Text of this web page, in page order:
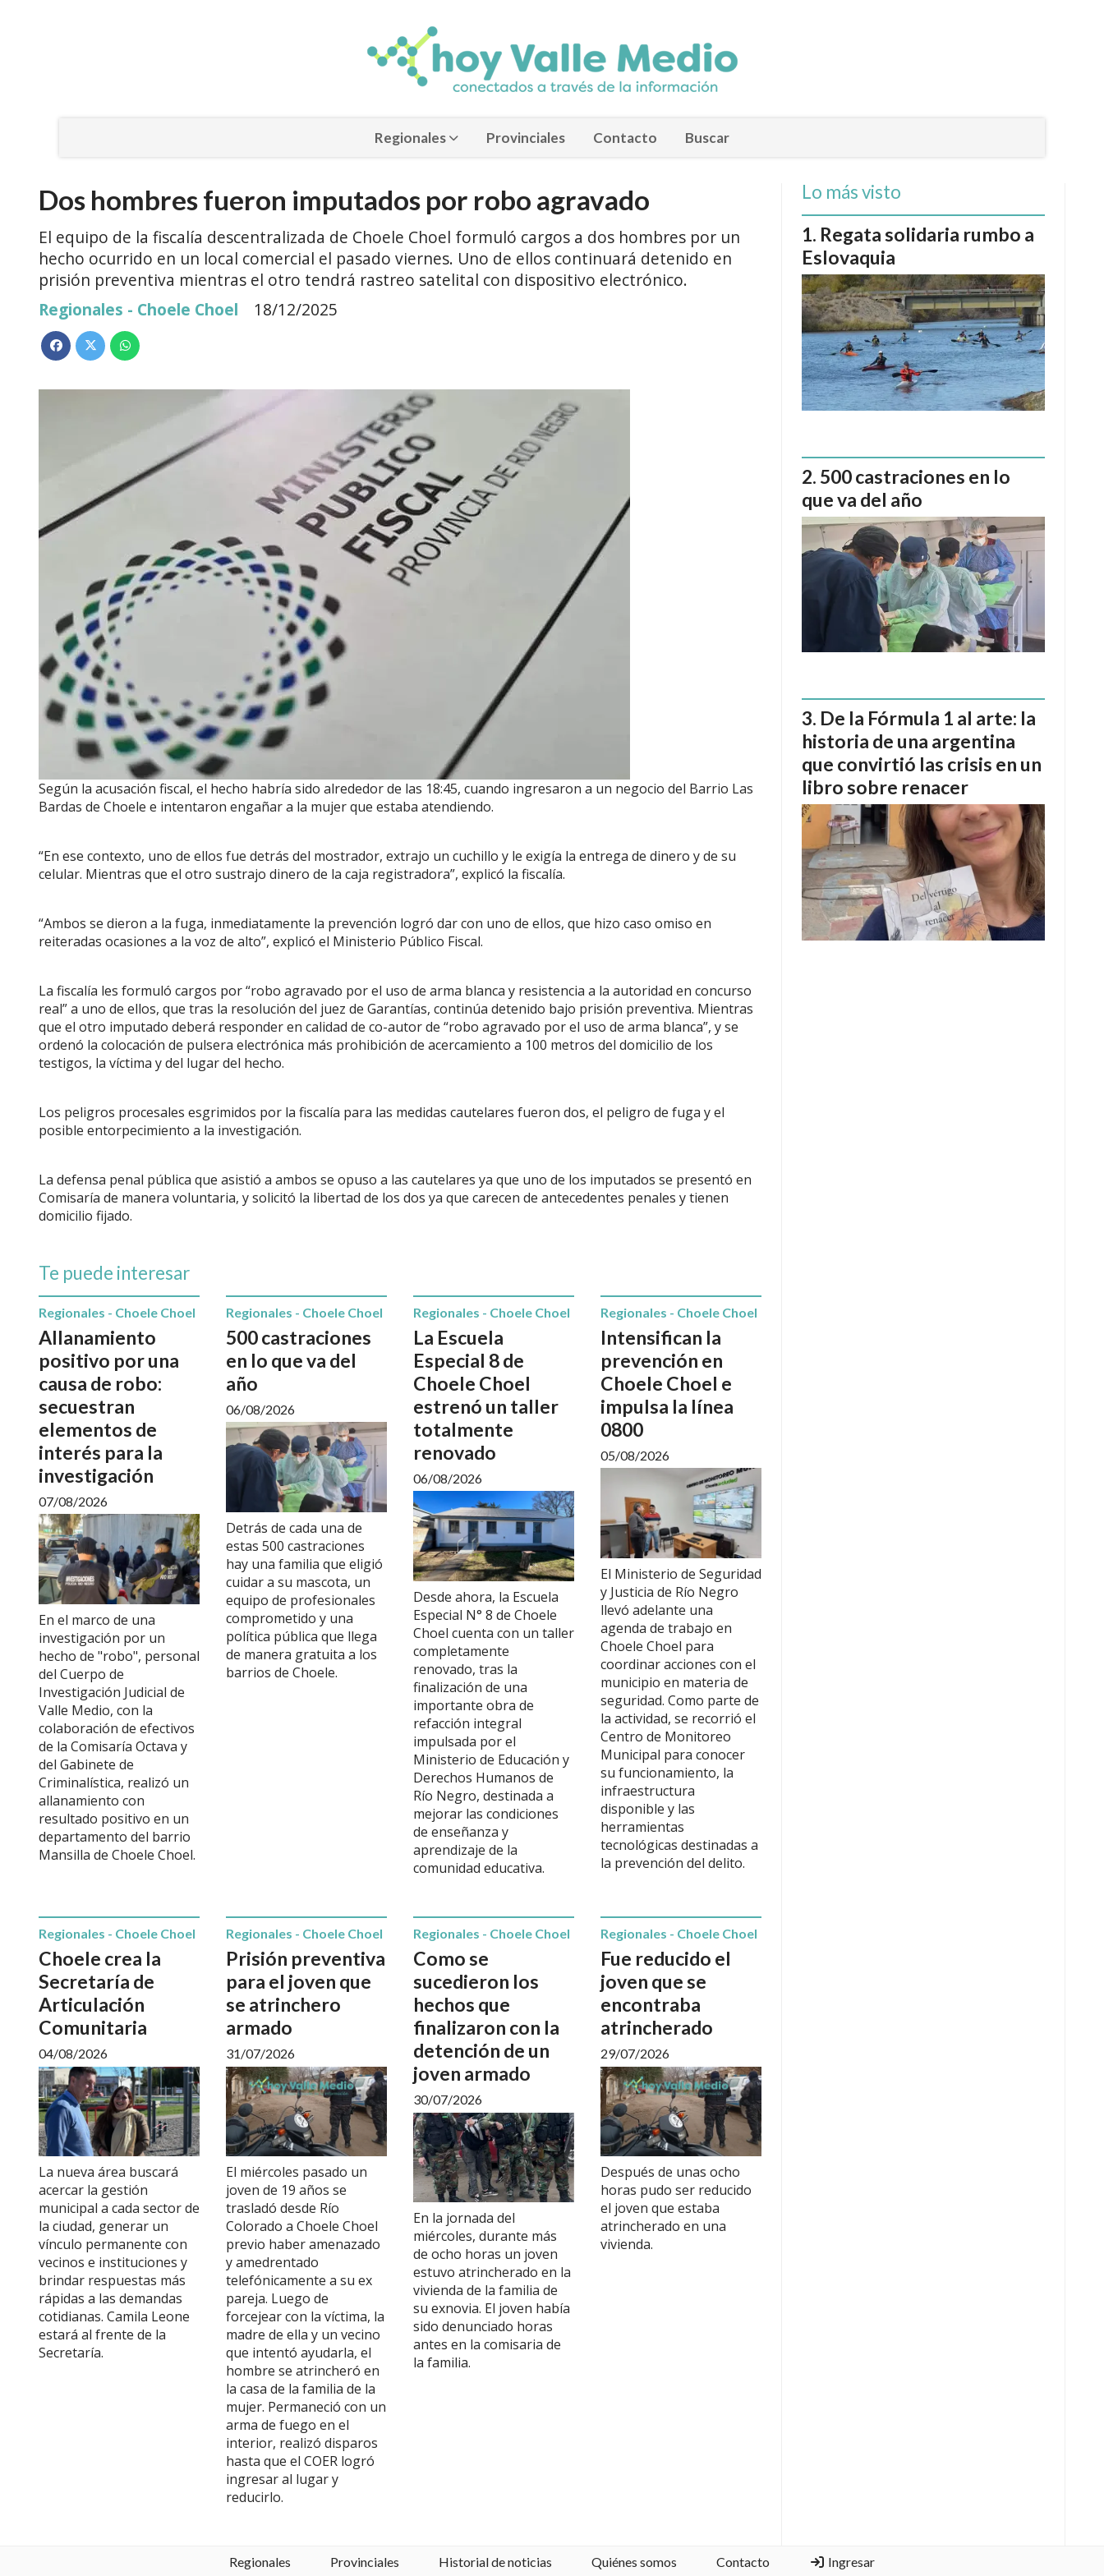
Regionales Provinciales Contacto Buscar
Dos hombres fueron imputados por robo agravado
El equipo de la fiscalía descentralizada de Choele Choel formuló cargos a dos hombres por un
hecho ocurrido en un local comercial el pasado viernes. Uno de ellos continuará detenido en
prisión preventiva mientras el otro tendrá rastreo satelital con dispositivo electrónico.
Regionales - Choele Choel
18/12/2025
Según la acusación fiscal, el hecho habría sido alrededor de las 18:45, cuando ingresaron a un negocio del Barrio Las
Bardas de Choele e intentaron engañar a la mujer que estaba atendiendo.
“En ese contexto, uno de ellos fue detrás del mostrador, extrajo un cuchillo y le exigía la entrega de dinero y de su
celular. Mientras que el otro sustrajo dinero de la caja registradora”, explicó la fiscalía.
“Ambos se dieron a la fuga, inmediatamente la prevención logró dar con uno de ellos, que hizo caso omiso en
reiteradas ocasiones a la voz de alto”, explicó el Ministerio Público Fiscal.
La fiscalía les formuló cargos por “robo agravado por el uso de arma blanca y resistencia a la autoridad en concurso
real” a uno de ellos, que tras la resolución del juez de Garantías, continúa detenido bajo prisión preventiva. Mientras
que el otro imputado deberá responder en calidad de co-autor de “robo agravado por el uso de arma blanca”, y se
ordenó la colocación de pulsera electrónica más prohibición de acercamiento a 100 metros del domicilio de los
testigos, la víctima y del lugar del hecho.
Los peligros procesales esgrimidos por la fiscalía para las medidas cautelares fueron dos, el peligro de fuga y el
posible entorpecimiento a la investigación.
La defensa penal pública que asistió a ambos se opuso a las cautelares ya que uno de los imputados se presentó en
Comisaría de manera voluntaria, y solicitó la libertad de los dos ya que carecen de antecedentes penales y tienen
domicilio fijado.
Te puede interesar
Allanamiento
positivo por una
causa de robo:
secuestran
elementos de
interés para la
investigación
Regionales - Choele Choel
07/08/2026
En el marco de una
investigación por un
hecho de "robo", personal
del Cuerpo de
Investigación Judicial de
Valle Medio, con la
colaboración de efectivos
de la Comisaría Octava y
del Gabinete de
Criminalística, realizó un
allanamiento con
resultado positivo en un
departamento del barrio
Mansilla de Choele Choel.
500 castraciones
en lo que va del
año
Regionales - Choele Choel
06/08/2026
Detrás de cada una de
estas 500 castraciones
hay una familia que eligió
cuidar a su mascota, un
equipo de profesionales
comprometido y una
política pública que llega
de manera gratuita a los
barrios de Choele.
La Escuela
Especial 8 de
Choele Choel
estrenó un taller
totalmente
renovado
Regionales - Choele Choel
06/08/2026
Desde ahora, la Escuela
Especial N° 8 de Choele
Choel cuenta con un taller
completamente
renovado, tras la
finalización de una
importante obra de
refacción integral
impulsada por el
Ministerio de Educación y
Derechos Humanos de
Río Negro, destinada a
mejorar las condiciones
de enseñanza y
aprendizaje de la
comunidad educativa.
Intensifican la
prevención en
Choele Choel e
impulsa la línea
0800
Regionales - Choele Choel
05/08/2026
El Ministerio de Seguridad
y Justicia de Río Negro
llevó adelante una
agenda de trabajo en
Choele Choel para
coordinar acciones con el
municipio en materia de
seguridad. Como parte de
la actividad, se recorrió el
Centro de Monitoreo
Municipal para conocer
su funcionamiento, la
infraestructura
disponible y las
herramientas
tecnológicas destinadas a
la prevención del delito.
Choele crea la
Secretaría de
Articulación
Comunitaria
Regionales - Choele Choel
04/08/2026
La nueva área buscará
acercar la gestión
municipal a cada sector de
la ciudad, generar un
vínculo permanente con
vecinos e instituciones y
brindar respuestas más
rápidas a las demandas
cotidianas. Camila Leone
estará al frente de la
Secretaría.
Prisión preventiva
para el joven que
se atrinchero
armado
Regionales - Choele Choel
31/07/2026
El miércoles pasado un
joven de 19 años se
trasladó desde Río
Colorado a Choele Choel
previo haber amenazado
y amedrentado
telefónicamente a su ex
pareja. Luego de
forcejear con la víctima, la
madre de ella y un vecino
que intentó ayudarla, el
hombre se atrincheró en
la casa de la familia de la
mujer. Permaneció con un
arma de fuego en el
interior, realizó disparos
hasta que el COER logró
ingresar al lugar y
reducirlo.
Como se
sucedieron los
hechos que
finalizaron con la
detención de un
joven armado
Regionales - Choele Choel
30/07/2026
En la jornada del
miércoles, durante más
de ocho horas un joven
estuvo atrincherado en la
vivienda de la familia de
su exnovia. El joven había
sido denunciado horas
antes en la comisaria de
la familia.
Fue reducido el
joven que se
encontraba
atrincherado
Regionales - Choele Choel
29/07/2026
Después de unas ocho
horas pudo ser reducido
el joven que estaba
atrincherado en una
vivienda.
Lo más visto
Regata solidaria rumbo a
Eslovaquia
500 castraciones en lo
que va del año
De la Fórmula 1 al arte: la
historia de una argentina
que convirtió las crisis en un
libro sobre renacer
Regionales Provinciales Historial de noticias Quiénes somos Contacto Ingresar